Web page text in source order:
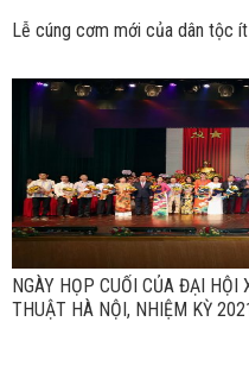
Lễ cúng cơm mới của dân tộc
NGÀY HỌP CUỐI CỦA ĐẠI
THUẬT HÀ NỘI, NHIỆM KỲ